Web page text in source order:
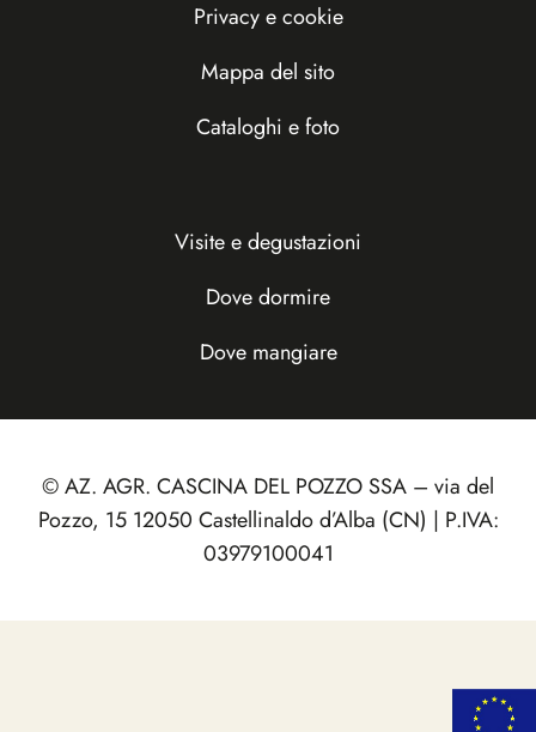
Privacy e cookie
Mappa del sito
Cataloghi e foto
Visite e degustazioni
Dove dormire
Dove mangiare
© AZ. AGR. CASCINA DEL POZZO SSA – via del
Pozzo, 15 12050 Castellinaldo d’Alba (CN) | P.IVA:
03979100041